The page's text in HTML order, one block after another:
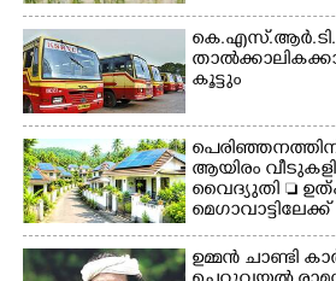
കൂട്ടും
ആയിരം
വൈദ്യുതി 
മെഗാവാട്ടിലേക്ക്
ഉമ്മൻ ചാണ്ടി